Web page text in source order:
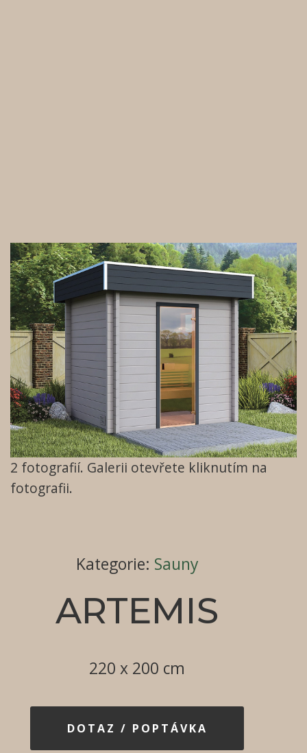
2 fotografií. Galerii otevřete kliknutím na
fotografii.
Kategorie: Sauny
ARTEMIS
220 x 200 cm
DOTAZ / POPTÁVKA